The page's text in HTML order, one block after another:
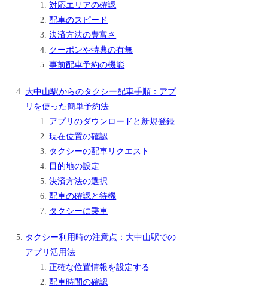
対応エリアの確認
配車のスピード
決済方法の豊富さ
クーポンや特典の有無
事前配車予約の機能
大中山駅からのタクシー配車手順：アプ
リを使った簡単予約法
アプリのダウンロードと新規登録
現在位置の確認
タクシーの配車リクエスト
目的地の設定
決済方法の選択
配車の確認と待機
タクシーに乗車
タクシー利用時の注意点：大中山駅での
アプリ活用法
正確な位置情報を設定する
配車時間の確認